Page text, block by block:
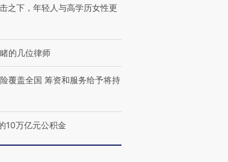
有意思的生活方式·第三对
住三大增长引擎是什么？
之下，年轻人与高学历女性更
的几位律师
覆盖全国 筹资和服务给予将持
10万亿元公积金